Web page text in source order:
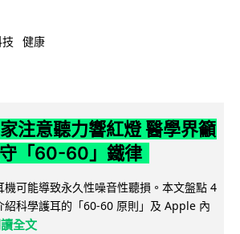
健康
注意聽力響紅燈 醫學界籲
「60-60」鐵律
機可能導致永久性噪音性聽損。本文盤點 4
紹科學護耳的「60-60 原則」及 Apple 內
全文